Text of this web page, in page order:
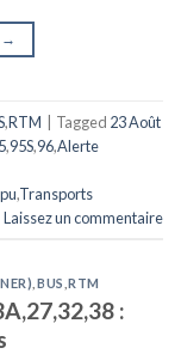
→
,RTM Tagged 23 Août
,95S,96,Alerte
,Transports
Laissez un commentaire
BUS ,RTM
: